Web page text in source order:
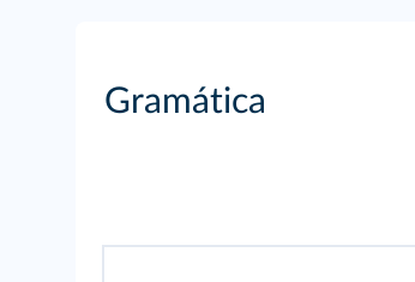
Gramática